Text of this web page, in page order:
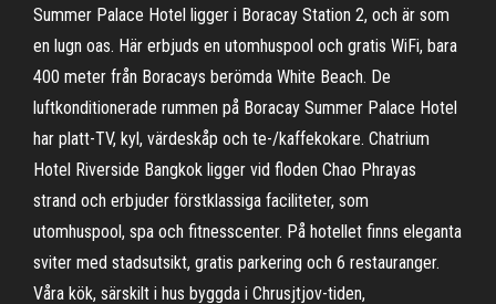
Summer Palace Hotel ligger i Boracay Station 2, och är som
en lugn oas. Här erbjuds en utomhuspool och gratis WiFi, bara
400 meter från Boracays berömda White Beach. De
luftkonditionerade rummen på Boracay Summer Palace Hotel
har platt-TV, kyl, värdeskåp och te-/kaffekokare. Chatrium
Hotel Riverside Bangkok ligger vid floden Chao Phrayas
strand och erbjuder förstklassiga faciliteter, som
utomhuspool, spa och fitnesscenter. På hotellet finns eleganta
sviter med stadsutsikt, gratis parkering och 6 restauranger.
Våra kök, särskilt i hus byggda i Chrusjtjov-tiden,